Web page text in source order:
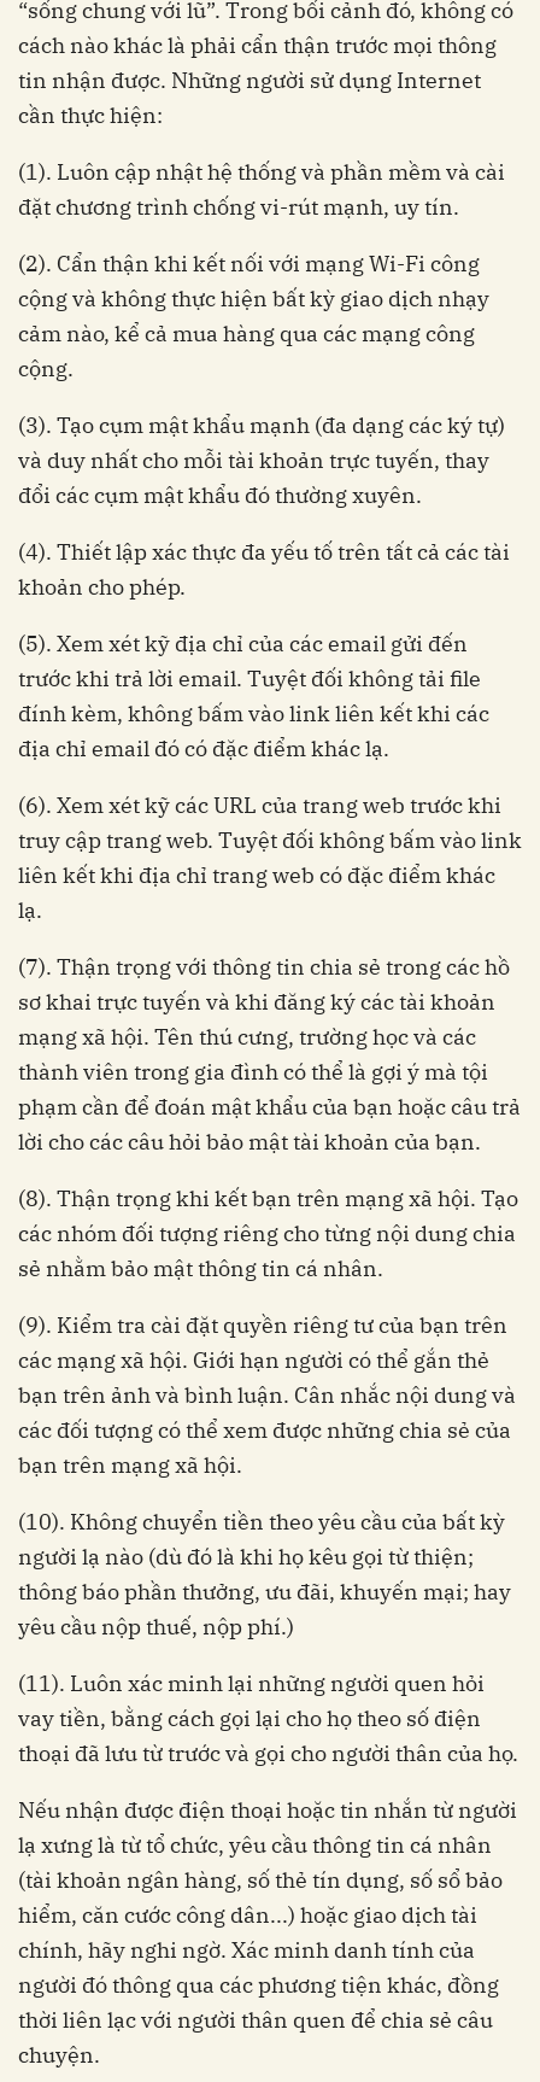
“sống chung với lũ”. Trong bối cảnh đó, không có
cách nào khác là phải cẩn thận trước mọi thông
tin nhận được. Những người sử dụng Internet
cần thực hiện:
(1). Luôn cập nhật hệ thống và phần mềm và cài
đặt chương trình chống vi-rút mạnh, uy tín.
(2). Cẩn thận khi kết nối với mạng Wi-Fi công
cộng và không thực hiện bất kỳ giao dịch nhạy
cảm nào, kể cả mua hàng qua các mạng công
cộng.
(3). Tạo cụm mật khẩu mạnh (đa dạng các ký tự)
và duy nhất cho mỗi tài khoản trực tuyến, thay
đổi các cụm mật khẩu đó thường xuyên.
(4). Thiết lập xác thực đa yếu tố trên tất cả các tài
khoản cho phép.
(5). Xem xét kỹ địa chỉ của các email gửi đến
trước khi trả lời email. Tuyệt đối không tải file
đính kèm, không bấm vào link liên kết khi các
địa chỉ email đó có đặc điểm khác lạ.
(6). Xem xét kỹ các URL của trang web trước khi
truy cập trang web. Tuyệt đối không bấm vào link
liên kết khi địa chỉ trang web có đặc điểm khác
lạ.
(7). Thận trọng với thông tin chia sẻ trong các hồ
sơ khai trực tuyến và khi đăng ký các tài khoản
mạng xã hội. Tên thú cưng, trường học và các
thành viên trong gia đình có thể là gợi ý mà tội
phạm cần để đoán mật khẩu của bạn hoặc câu trả
lời cho các câu hỏi bảo mật tài khoản của bạn.
(8). Thận trọng khi kết bạn trên mạng xã hội. Tạo
các nhóm đối tượng riêng cho từng nội dung chia
sẻ nhằm bảo mật thông tin cá nhân.
(9). Kiểm tra cài đặt quyền riêng tư của bạn trên
các mạng xã hội. Giới hạn người có thể gắn thẻ
bạn trên ảnh và bình luận. Cân nhắc nội dung và
các đối tượng có thể xem được những chia sẻ của
bạn trên mạng xã hội.
(10). Không chuyển tiền theo yêu cầu của bất kỳ
người lạ nào (dù đó là khi họ kêu gọi từ thiện;
thông báo phần thưởng, ưu đãi, khuyến mại; hay
yêu cầu nộp thuế, nộp phí.)
(11). Luôn xác minh lại những người quen hỏi
vay tiền, bằng cách gọi lại cho họ theo số điện
thoại đã lưu từ trước và gọi cho người thân của họ.
Nếu nhận được điện thoại hoặc tin nhắn từ người
lạ xưng là từ tổ chức, yêu cầu thông tin cá nhân
(tài khoản ngân hàng, số thẻ tín dụng, số sổ bảo
hiểm, căn cước công dân...) hoặc giao dịch tài
chính, hãy nghi ngờ. Xác minh danh tính của
người đó thông qua các phương tiện khác, đồng
thời liên lạc với người thân quen để chia sẻ câu
chuyện.